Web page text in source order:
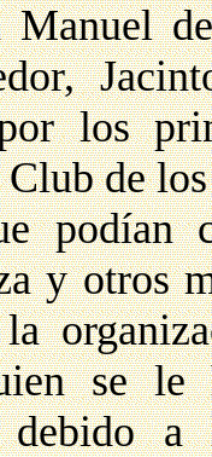
Manuel
los
de
podían
y otros
se le
a